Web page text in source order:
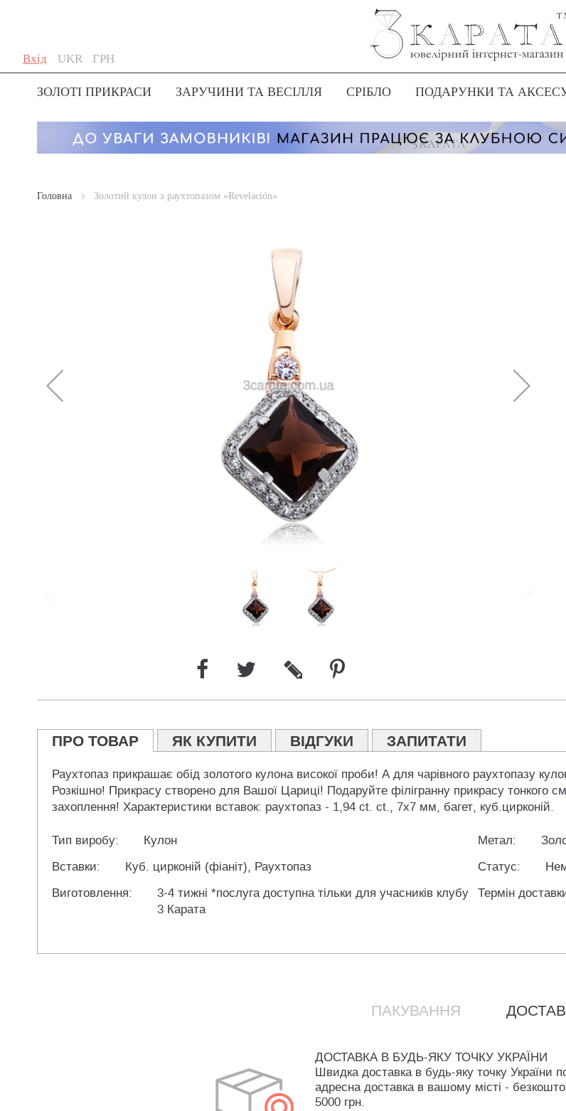
Вхід
Skip
to
Content
Мова
UKR Валюта
ГРН
ЗОЛОТІ ПРИКРАСИ ЗАРУЧИНИ ТА ВЕСІЛЛЯ СРІБЛО ПОДАРУНКИ ТА
Головна Золотий кулон з раухтопазом «Revelación»
ПРО ТОВАР ЯК КУПИТИ ВІДГУКИ ЗАПИТАТИ
Раухтопаз прикрашає обід золотого кулона високої проби! А для чарівного раухтопазу
Розкішно! Прикрасу створено для Вашої Цариці! Подаруйте філігранну прикрасу тонкого
захоплення! Характеристики вставок: раухтопаз - 1,94 ct. ct., 7х7 мм, багет, куб.цирконій.
Тип виробу: Кулон Метал:
Вставки:
Куб. цирконій (фіаніт), Раухтопаз Статус:
Виготовлення:
3-4 тижні *послуга доступна тільки для учасників клубу
3 Карата
Термін
ПАКУВАННЯ
ДОСТАВКА В БУДЬ-ЯКУ ТОЧКУ УКРАЇНИ
Швидка доставка в будь-яку точку
адресна доставка в вашому місті -
5000 грн.